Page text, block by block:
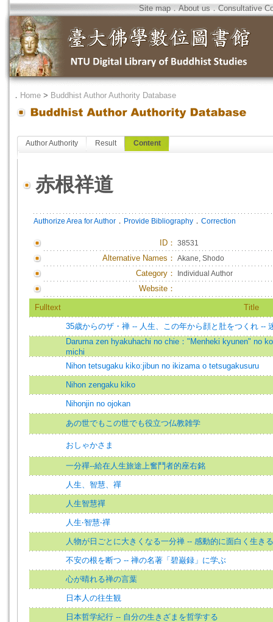
Site map．About us．Consultative
． Home > Buddhist Author Authority Database
Author Authority Result Content
赤根祥道
Authorize Area for Author ． Provide Bibliography ． Correction
ID ： 38531
Alternative Names： Akane, Shodo
Category： Individual Author
Website：
Fulltext Title
35歳からのザ・禅 -- 人生、この年から顔と肚をつくれ --
Daruma zen hyakuhachi no chie："Menheki kyunen" no
michi
Nihon tetsugaku kiko:jibun no ikizama o tetsugakusuru
Nihon zengaku kiko
Nihonjin no ojokan
あの世でもこの世でも役立つ仏教雑学
おしゃかさま
一分禪--給在人生旅途上奮鬥者的座右銘
人生、智慧、禪
人生智慧禪
人生‧智慧‧禪
人物が日ごとに大きくなる一分禅 -- 感動的に面白く生き
不安の根を断つ -- 禅の名著「碧巌録」に学ぶ
心が晴れる禅の言葉
日本人の往生観
日本哲学紀行 -- 自分の生きざまを哲学する